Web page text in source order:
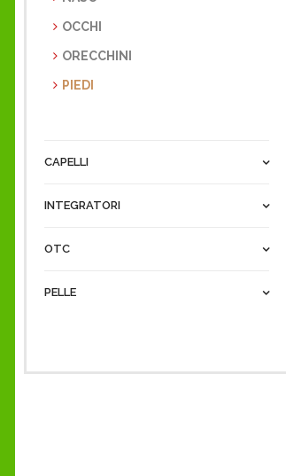
OCCHI
ORECCHINI
PIEDI
CAPELLI
INTEGRATORI
OTC
PELLE